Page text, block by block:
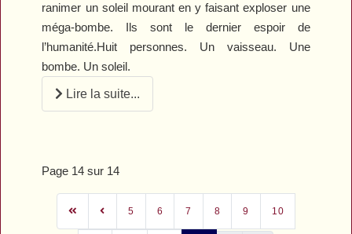
ranimer un soleil mourant en y faisant exploser une
méga-bombe. Ils sont le dernier espoir de
l’humanité.Huit personnes. Un vaisseau. Une
bombe. Un soleil.
Lire la suite...
Page 14 sur 14
5 6 7 8 9 10